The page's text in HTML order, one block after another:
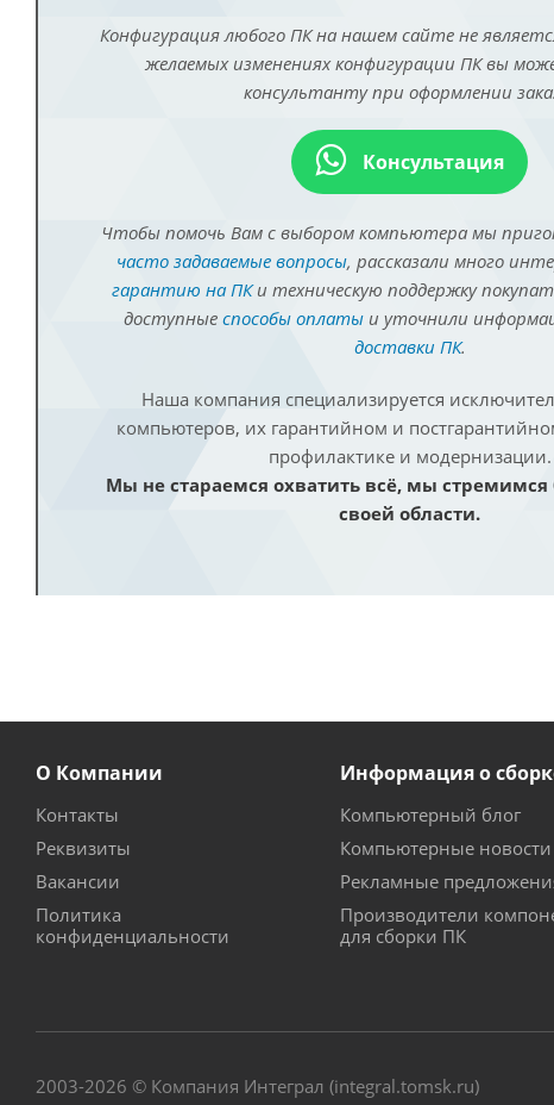
Конфигурация любого ПК на нашем сайте не
желаемых изменениях конфигурации ПК вы
консультанту при оформлении
Консультация
Чтобы помочь Вам с выбором компьютера мы
часто задаваемые вопросы, рассказали много
гарантию на ПКи техническую поддержку
доступные способы оплатыи уточнили
доставки ПК.
Наша компания специализируется
компьютеров, их гарантийном и
профилактике и модернизации.
Мы не стараемся охватить всё, мы
своей области.
О Компании
Контакты
Реквизиты
Вакансии
Политика
конфиденциальности
Информация о
Компьютерный блог
Компьютерные новости
Рекламные
Производители
для сборки ПК
2003-2026 © Компания Интеграл (integral.tomsk.ru)